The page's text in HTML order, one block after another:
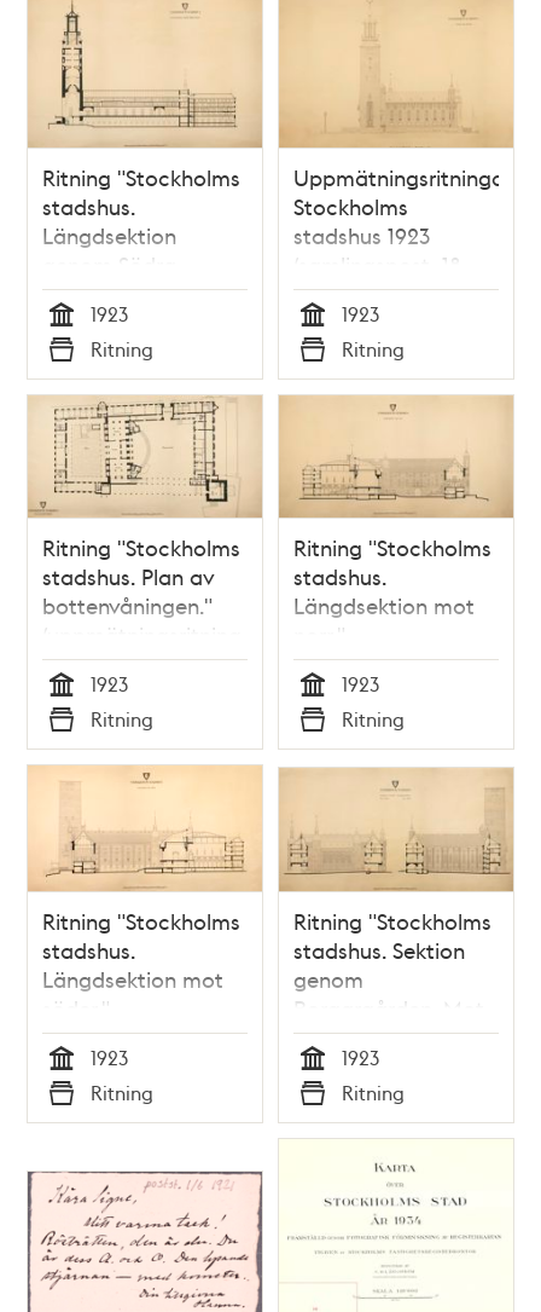
Ritning "Stockholms
stadshus.
Längdsektion
genom Södra
längan."
(uppmätningsritning
1923)
Tid
1923
Typ
Ritning
Uppmätningsritningar
Stockholms
stadshus 1923
(samlingspost, 18
ritningar)
Tid
1923
Typ
Ritning
Ritning "Stockholms
stadshus. Plan av
bottenvåningen."
(uppmätningsritning
1923)
Tid
1923
Typ
Ritning
Ritning "Stockholms
stadshus.
Längdsektion mot
norr."
(uppmätningsritning
1923)
Tid
1923
Typ
Ritning
Ritning "Stockholms
stadshus.
Längdsektion mot
söder."
(uppmätningsritning
1923)
Tid
1923
Typ
Ritning
Ritning "Stockholms
stadshus. Sektion
genom
Borgargården. Mot
väster. Mot öster."
(uppmätningsritning
1923)
Tid
1923
Typ
Ritning